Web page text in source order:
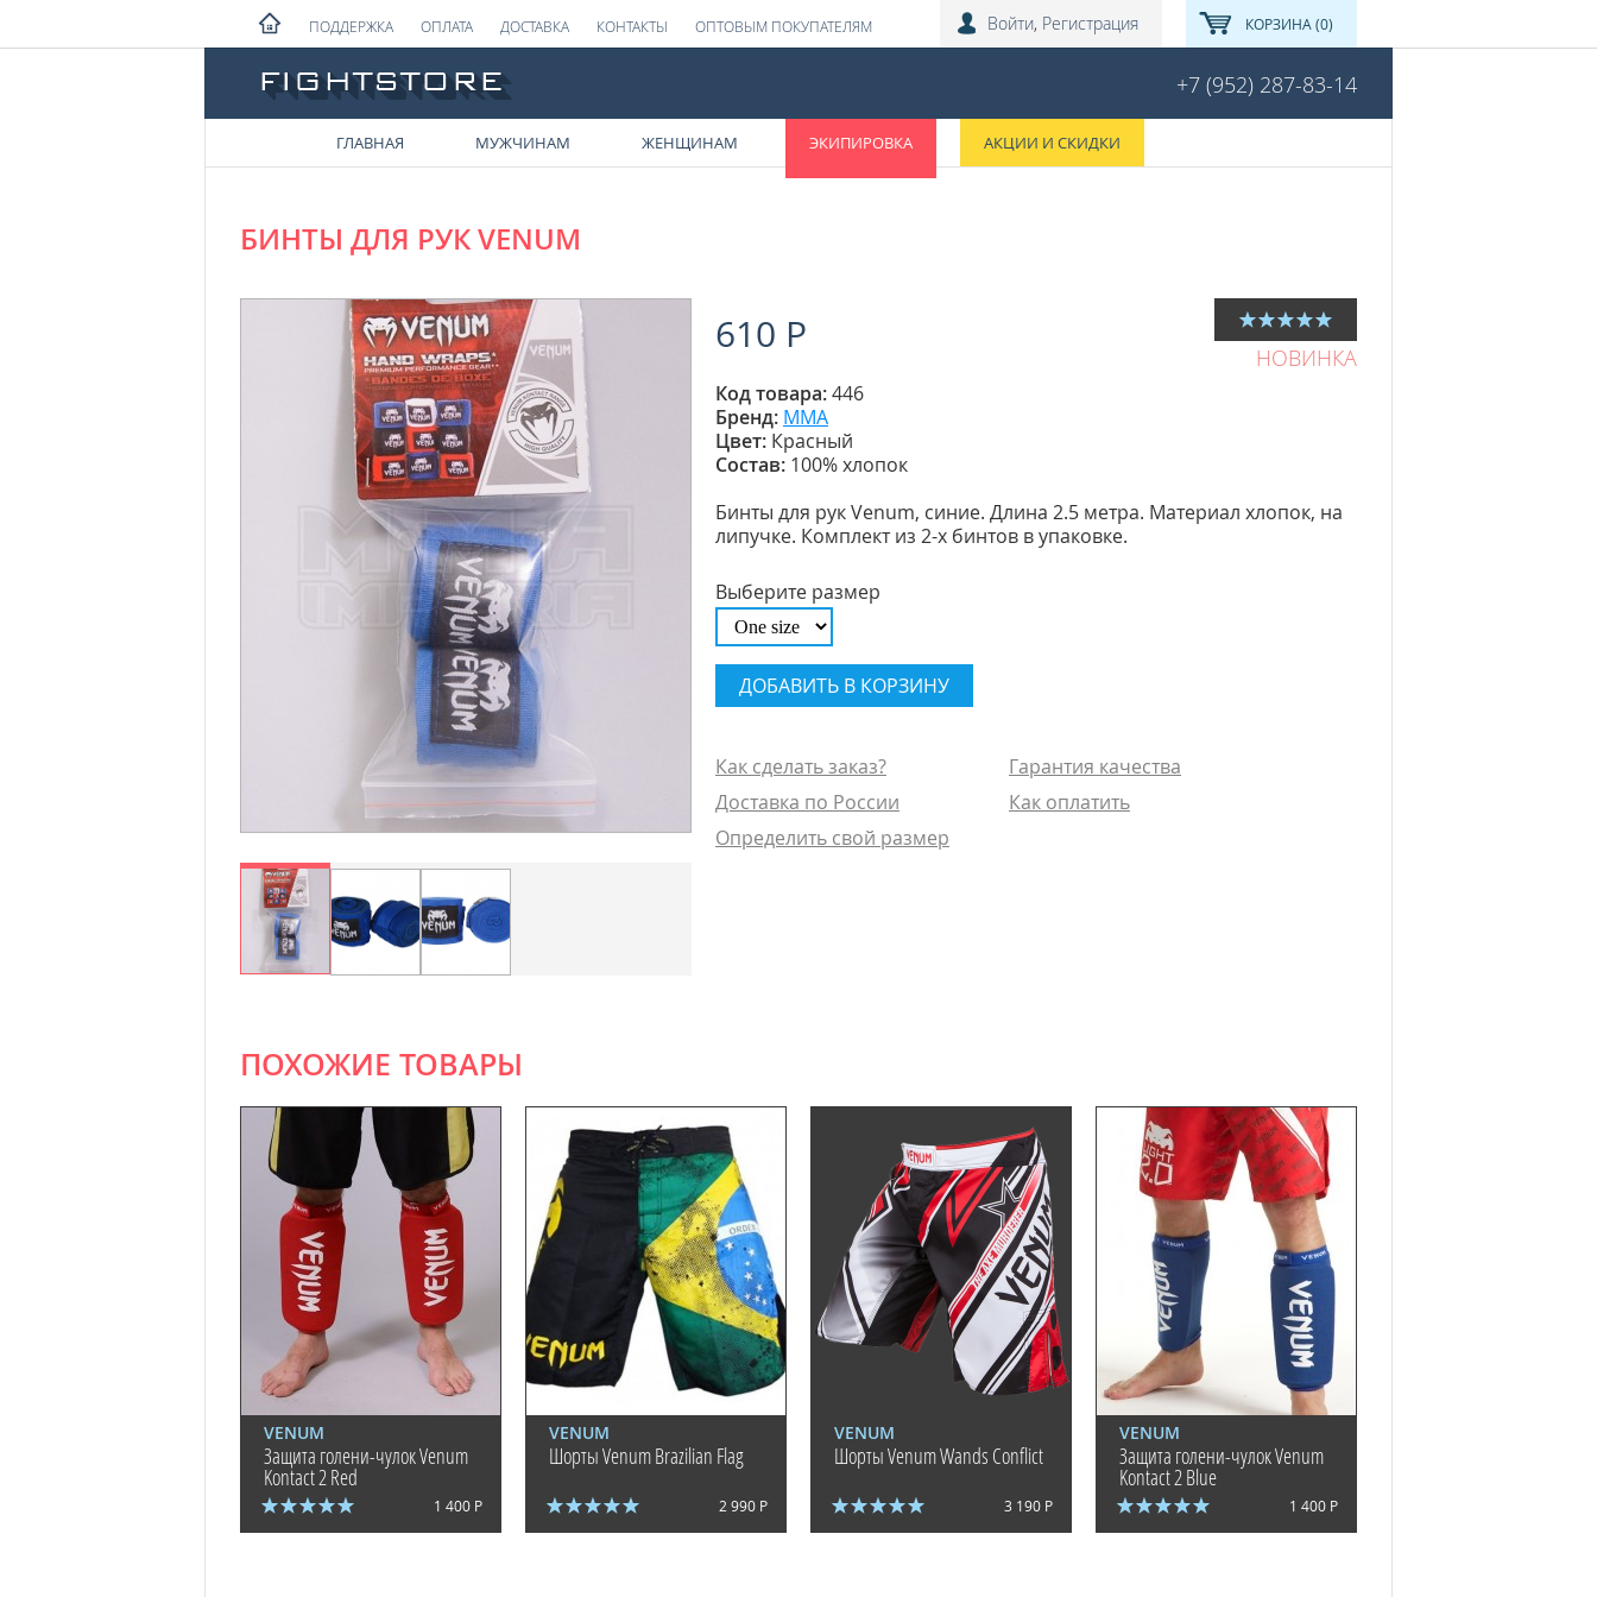
ПОДДЕРЖКА ОПЛАТА ДОСТАВКА КОНТАКТЫ ОПТОВЫМ ПОКУПАТЕЛЯМ КОРЗИНА (0)
Войти, Регистрация
ГЛАВНАЯ МУЖЧИНАМ ЖЕНЩИНАМ ЭКИПИРОВКА АКЦИИ И СКИДКИ
+7 (952) 287-83-14
БИНТЫ ДЛЯ РУК VENUM
НОВИНКА
610 Р
Код товара:446
Бренд: ММА
Цвет: Красный
Состав: 100% хлопок
Бинты для рук Venum, синие. Длина 2.5 метра. Материал хлопок, на
липучке. Комплект из 2-х бинтов в упаковке.
Выберите размер
Как сделать заказ?
Гарантия качества
Доставка по России
Как оплатить
Определить свой размер
ПОХОЖИЕ ТОВАРЫ
VENUM
Защита голени-чулок Venum
Kontact 2 Red
1 400 Р
VENUM
Шорты Venum Brazilian Flag
2 990 Р
VENUM
Шорты Venum Wands Conflict
3 190 Р
VENUM
Защита голени-чулок Venum
Kontact 2 Blue
1 400 Р